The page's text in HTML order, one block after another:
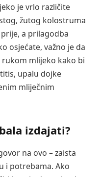
je vrlo različite
žutog kolostruma
a prilagodba
osjećate, važno je da
mlijeko kako bi
upalu dojke
mliječnim
izdajati?
na ovo – zaista
i potrebama. Ako